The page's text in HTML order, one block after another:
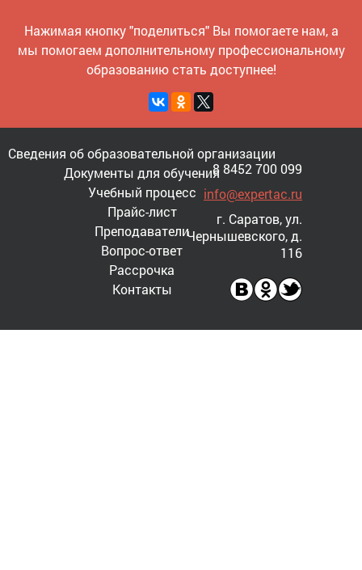
Нажимая кнопку "поделиться" Вы помогаете нам, а
мы помогаем дополнительному профессиональному
образованию стать доступнее!
Сведения об образовательной организации
Документы для обучения
Учебный процесс
Прайс-лист
Преподаватели
Вопрос-ответ
Рассрочка
Контакты
8 8452 700 099
info@expertac.ru
г. Саратов, ул.
Чернышевского, д.
116